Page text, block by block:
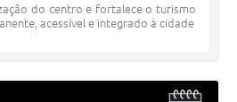
do centro e fortalece o turismo
acessível e integrado à cidade